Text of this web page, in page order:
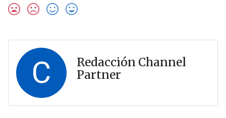
C
Redacción Channel
Partner